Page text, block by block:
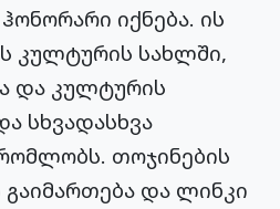
იქნება. ის
კულტურის სახლში,
და კულტურის
სხვადასხვა
თოჯინების
და ლინკი